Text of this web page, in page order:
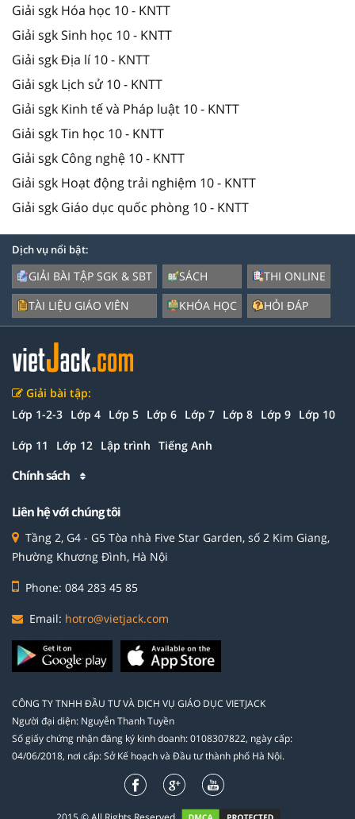
Giải sgk Hóa học 10 - KNTT
Giải sgk Sinh học 10 - KNTT
Giải sgk Địa lí 10 - KNTT
Giải sgk Lịch sử 10 - KNTT
Giải sgk Kinh tế và Pháp luật 10 - KNTT
Giải sgk Tin học 10 - KNTT
Giải sgk Công nghệ 10 - KNTT
Giải sgk Hoạt động trải nghiệm 10 - KNTT
Giải sgk Giáo dục quốc phòng 10 - KNTT
Dịch vụ nổi bật:
GIẢI BÀI TẬP SGK & SBT
TÀI LIỆU GIÁO VIÊN
SÁCH
KHÓA HỌC
THI ONLINE
HỎI ĐÁP
Giải bài tập:
Lớp 1-2-3 Lớp 4 Lớp 5 Lớp 6 Lớp 7 Lớp 8 Lớp 9 Lớp 10
Lớp 11 Lớp 12 Lập trình Tiếng Anh
Chính sách
Liên hệ với chúng tôi
Tầng 2, G4 - G5 Tòa nhà Five Star Garden, số 2 Kim Giang,
Phường Khương Đình, Hà Nội
Phone: 084 283 45 85
Email: hotro@vietjack.com
CÔNG TY TNHH ĐẦU TƯ VÀ DỊCH VỤ GIÁO DỤC VIETJACK
Người đại diện: Nguyễn Thanh Tuyền
Số giấy chứng nhận đăng ký kinh doanh: 0108307822, ngày cấp:
04/06/2018, nơi cấp: Sở Kế hoạch và Đầu tư thành phố Hà Nội.